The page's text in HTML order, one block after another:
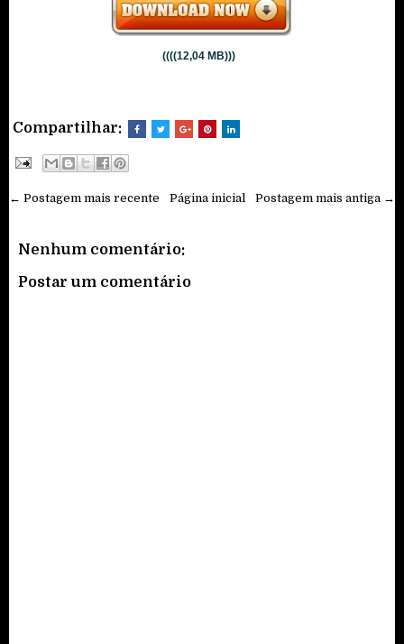
((((12,04 MB)))
Compartilhar:
← Postagem mais recente Postagem mais antiga →
Página inicial
Nenhum comentário:
Postar um comentário